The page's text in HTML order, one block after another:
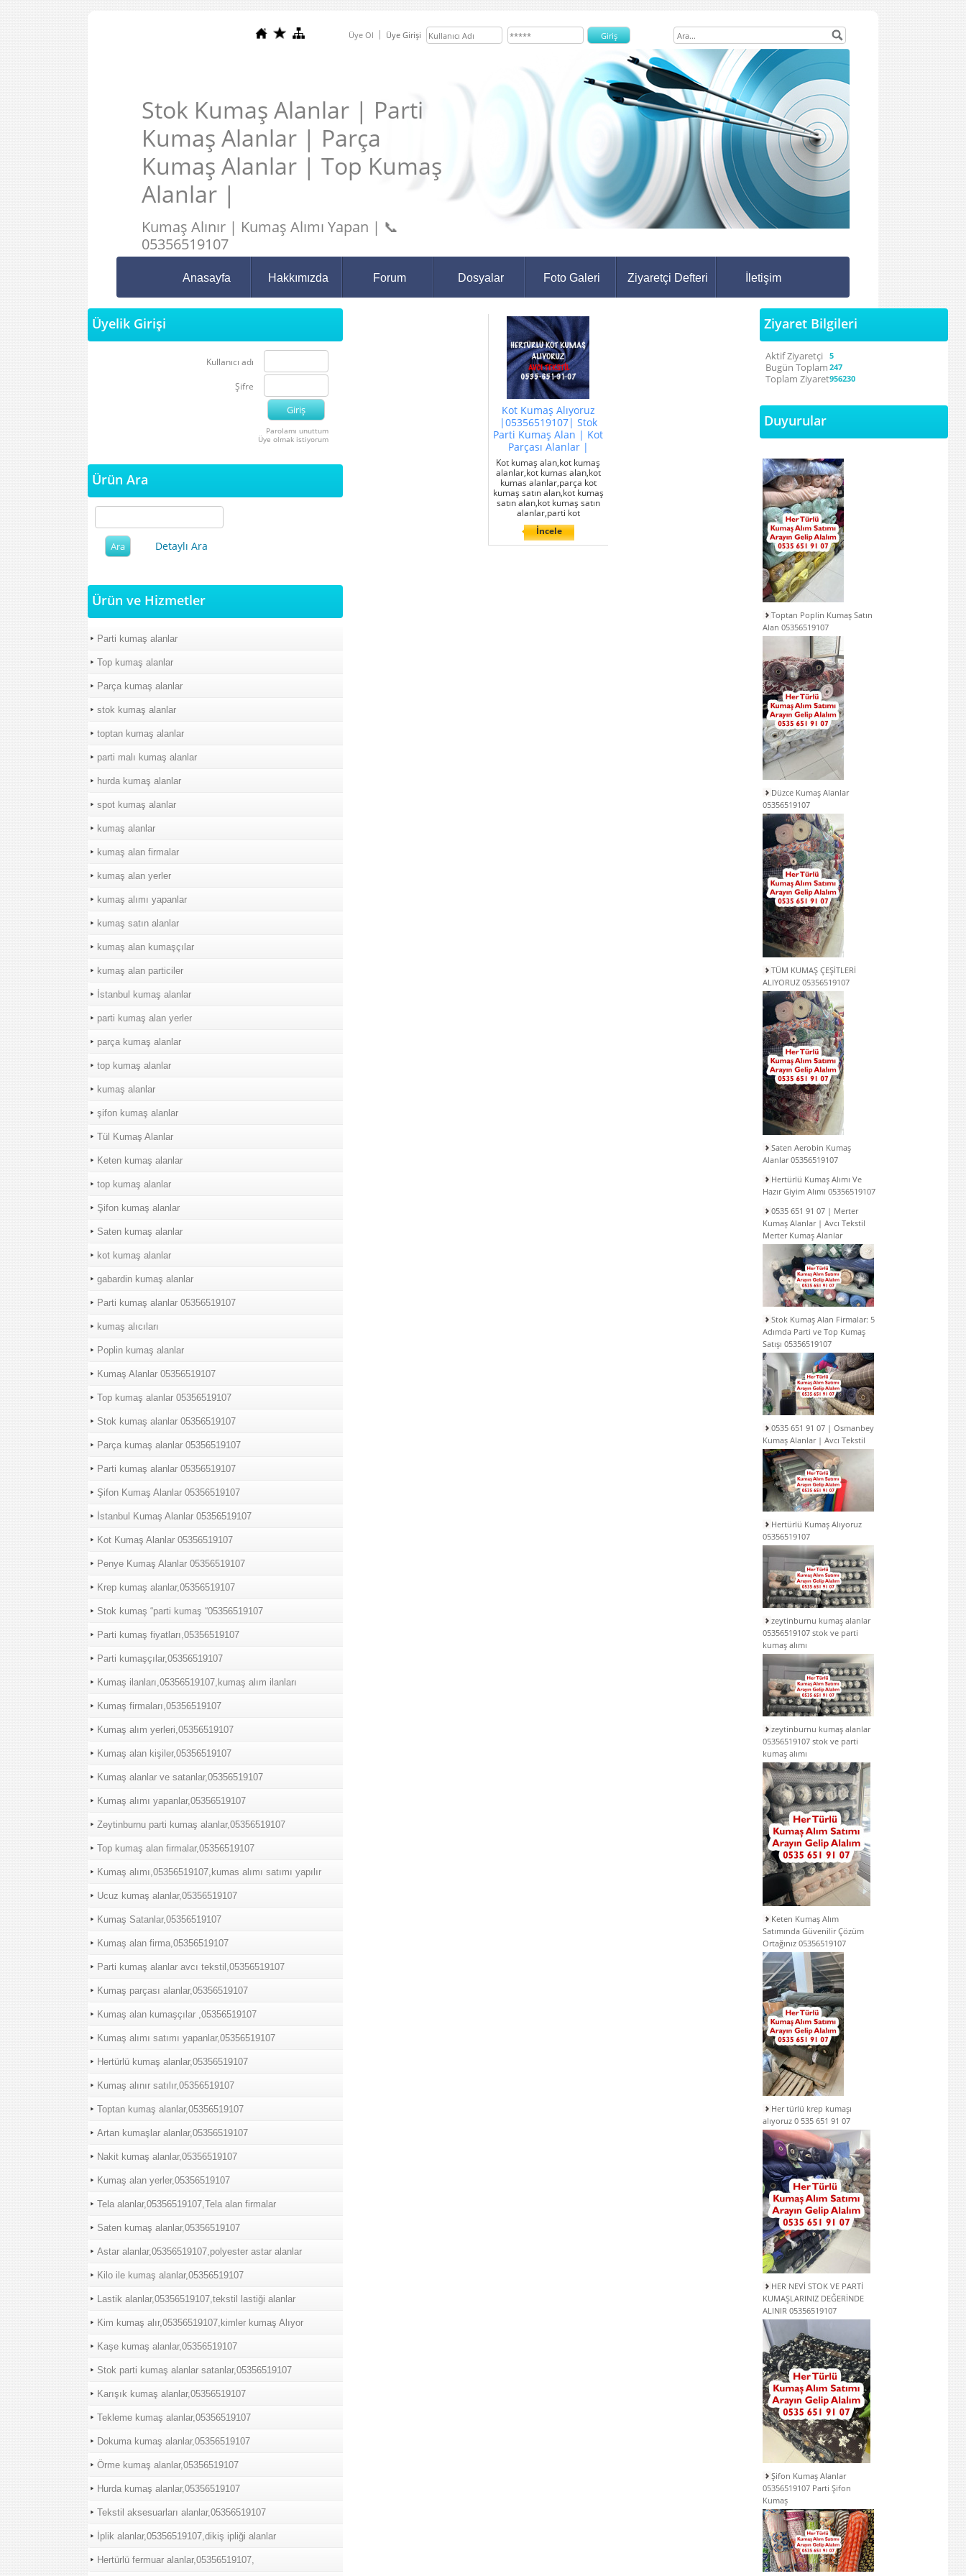
Üye Ol Üye Girişi
Stok Kumaş Alanlar | Parti
Kumaş Alanlar | Parça
Kumaş Alanlar | Top Kumaş
Alanlar |
Kumaş Alınır | Kumaş Alımı Yapan | 📞
05356519107
Anasayfa Hakkımızda Forum Dosyalar Foto Galeri Ziyaretçi Defteri İletişim
Üyelik Girişi
Kullanıcı adı
Şifre
Parolamı unuttum
Üye olmak istiyorum
Ürün Ara
Detaylı Ara
Ürün ve Hizmetler
Parti kumaş alanlar
Top kumaş alanlar
Parça kumaş alanlar
stok kumaş alanlar
toptan kumaş alanlar
parti malı kumaş alanlar
hurda kumaş alanlar
spot kumaş alanlar
kumaş alanlar
kumaş alan firmalar
kumaş alan yerler
kumaş alımı yapanlar
kumaş satın alanlar
kumaş alan kumaşçılar
kumaş alan particiler
İstanbul kumaş alanlar
parti kumaş alan yerler
parça kumaş alanlar
top kumaş alanlar
kumaş alanlar
şifon kumaş alanlar
Tül Kumaş Alanlar
Keten kumaş alanlar
top kumaş alanlar
Şifon kumaş alanlar
Saten kumaş alanlar
kot kumaş alanlar
gabardin kumaş alanlar
Parti kumaş alanlar 05356519107
kumaş alıcıları
Poplin kumaş alanlar
Kumaş Alanlar 05356519107
Top kumaş alanlar 05356519107
Stok kumaş alanlar 05356519107
Parça kumaş alanlar 05356519107
Parti kumaş alanlar 05356519107
Şifon Kumaş Alanlar 05356519107
İstanbul Kumaş Alanlar 05356519107
Kot Kumaş Alanlar 05356519107
Penye Kumaş Alanlar 05356519107
Krep kumaş alanlar,05356519107
Stok kumaş “parti kumaş “05356519107
Parti kumaş fiyatları,05356519107
Parti kumaşçılar,05356519107
Kumaş ilanları,05356519107,kumaş alım ilanları
Kumaş firmaları,05356519107
Kumaş alım yerleri,05356519107
Kumaş alan kişiler,05356519107
Kumaş alanlar ve satanlar,05356519107
Kumaş alımı yapanlar,05356519107
Zeytinburnu parti kumaş alanlar,05356519107
Top kumaş alan firmalar,05356519107
Kumaş alımı,05356519107,kumas alımı satımı yapılır
Ucuz kumaş alanlar,05356519107
Kumaş Satanlar,05356519107
Kumaş alan firma,05356519107
Parti kumaş alanlar avcı tekstil,05356519107
Kumaş parçası alanlar,05356519107
Kumaş alan kumaşçılar ,05356519107
Kumaş alımı satımı yapanlar,05356519107
Hertürlü kumaş alanlar,05356519107
Kumaş alınır satılır,05356519107
Toptan kumaş alanlar,05356519107
Artan kumaşlar alanlar,05356519107
Nakit kumaş alanlar,05356519107
Kumaş alan yerler,05356519107
Tela alanlar,05356519107,Tela alan firmalar
Saten kumaş alanlar,05356519107
Astar alanlar,05356519107,polyester astar alanlar
Kilo ile kumaş alanlar,05356519107
Lastik alanlar,05356519107,tekstil lastiği alanlar
Kim kumaş alır,05356519107,kimler kumaş Alıyor
Kaşe kumaş alanlar,05356519107
Stok parti kumaş alanlar satanlar,05356519107
Karışık kumaş alanlar,05356519107
Tekleme kumaş alanlar,05356519107
Dokuma kumaş alanlar,05356519107
Örme kumaş alanlar,05356519107
Hurda kumaş alanlar,05356519107
Tekstil aksesuarları alanlar,05356519107
İplik alanlar,05356519107,dikiş ipliği alanlar
Hertürlü fermuar alanlar,05356519107,
Kot Kumaş Alıyoruz
|05356519107| Stok
Parti Kumaş Alan | Kot
Parçası Alanlar |
Kot kumaş alan,kot kumaş
alanlar,kot kumas alan,kot
kumas alanlar,parça kot
kumaş satın alan,kot kumaş
satın alan,kot kumaş satın
alanlar,parti kot
İncele
Ziyaret Bilgileri
Aktif Ziyaretçi 5
Bugün Toplam 247
Toplam Ziyaret956230
Duyurular
Toptan Poplin Kumaş Satın
Alan 05356519107
Düzce Kumaş Alanlar
05356519107
TÜM KUMAŞ ÇEŞİTLERİ
ALIYORUZ 05356519107
Saten Aerobin Kumaş
Alanlar 05356519107
Hertürlü Kumaş Alımı Ve
Hazır Giyim Alımı 05356519107
0535 651 91 07 | Merter
Kumaş Alanlar | Avcı Tekstil
Merter Kumaş Alanlar
Stok Kumaş Alan Firmalar: 5
Adımda Parti ve Top Kumaş
Satışı 05356519107
0535 651 91 07 | Osmanbey
Kumaş Alanlar | Avcı Tekstil
Hertürlü Kumaş Alıyoruz
05356519107
zeytinburnu kumaş alanlar
05356519107 stok ve parti
kumaş alımı
zeytinburnu kumaş alanlar
05356519107 stok ve parti
kumaş alımı
Keten Kumaş Alım
Satımında Güvenilir Çözüm
Ortağınız 05356519107
Her türlü krep kumaşı
alıyoruz 0 535 651 91 07
HER NEVİ STOK VE PARTİ
KUMAŞLARINIZ DEĞERİNDE
ALINIR 05356519107
Şifon Kumaş Alanlar
05356519107 Parti Şifon
Kumaş